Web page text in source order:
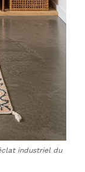
industriel du